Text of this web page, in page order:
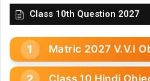
Class 10th Question 2027
Matric 2027 V.V.I